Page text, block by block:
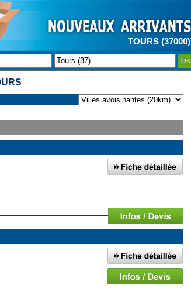
TOURS (37000)
OK